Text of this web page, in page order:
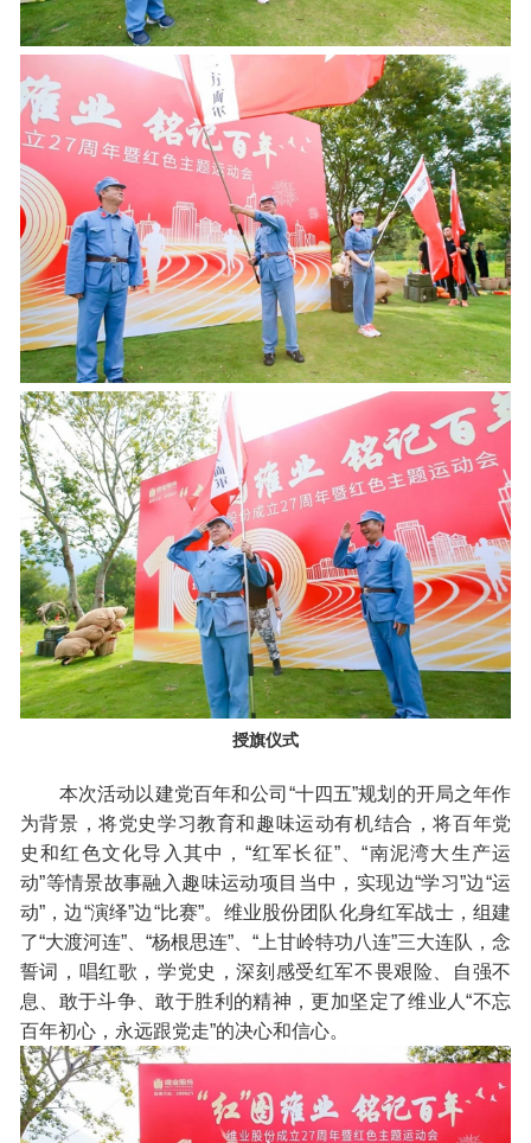
授旗仪式
本次活动以建党百年和公司“十四五”规划的开局之年作
为背景，将党史学习教育和趣味运动有机结合，将百年党
史和红色文化导入其中，“红军长征”、“南泥湾大生产运
动”等情景故事融入趣味运动项目当中，实现边“学习”边“运
动”，边“演绎”边“比赛”。维业股份团队化身红军战士，组建
了“大渡河连”、“杨根思连”、“上甘岭特功八连”三大连队，念
誓词，唱红歌，学党史，深刻感受红军不畏艰险、自强不
息、敢于斗争、敢于胜利的精神，更加坚定了维业人“不忘
百年初心，永远跟党走”的决心和信心。